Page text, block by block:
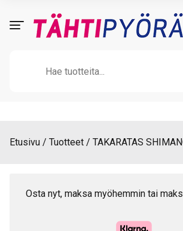
Etusivu Tuotteet TAKARATAS
Osta nyt, maksa myöhemmin tai